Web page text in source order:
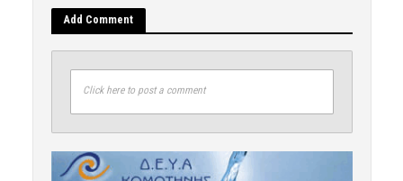
Add Comment
Click here to post a comment